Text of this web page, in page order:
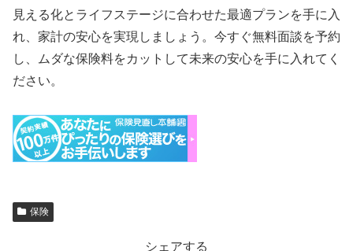
見える化とライフステージに合わせた最適プランを手に入
れ、家計の安心を実現しましょう。今すぐ無料面談を予約
し、ムダな保険料をカットして未来の安心を手に入れてく
ださい。
保険
シェアする